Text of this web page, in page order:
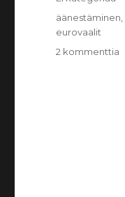
Avainsanat
äänestäminen
eurovaalit
2 kommenttia